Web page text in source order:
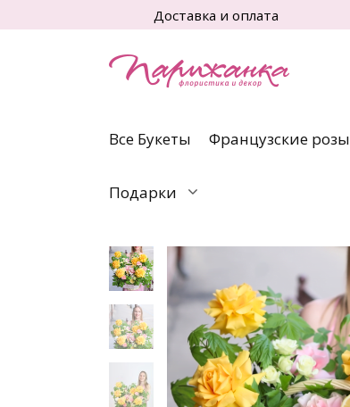
к
Доставка и оплата
Все Букеты Французские розы
Подарки